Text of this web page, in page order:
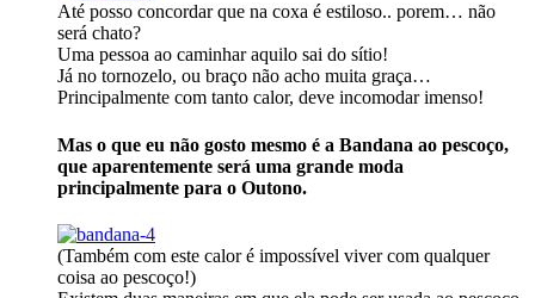
Até posso concordar que na coxa é estiloso.. porem… não
será chato?
Uma pessoa ao caminhar aquilo sai do sítio!
Já no tornozelo, ou braço não acho muita graça…
Principalmente com tanto calor, deve incomodar imenso!
Mas o que eu não gosto mesmo é a Bandana ao pescoço,
que aparentemente será uma grande moda
principalmente para o Outono.
(Também com este calor é impossível viver com qualquer
coisa ao pescoço!)